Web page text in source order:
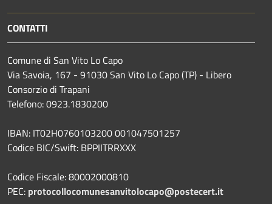
CONTATTI
Comune di San Vito Lo Capo
Via Savoia, 167 - 91030 San Vito Lo Capo (TP) - Libero
Consorzio di Trapani
Telefono: 0923.1830200
IBAN: IT02H0760103200 001047501257
Codice BIC/Swift: BPPIITRRXXX
Codice Fiscale: 80002000810
PEC: protocollocomunesanvitolocapo@postecert.it